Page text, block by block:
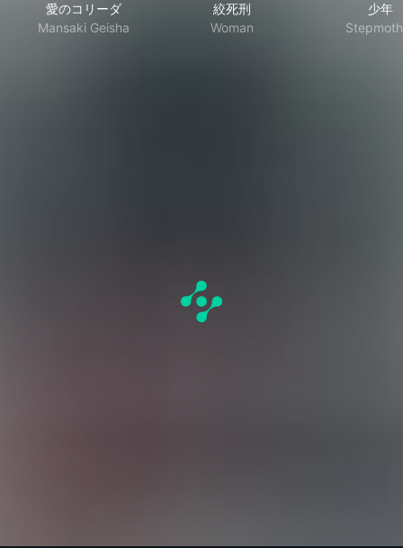
愛のコリーダ
Mansaki Geisha
絞死刑
Woman
少年